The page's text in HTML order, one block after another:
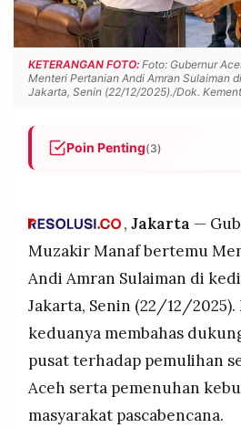
PENGADUAN TERM
OF
SERVICE
IKUTI
KAMI
©
RESOLUSI
PRAMUDITA
KETERANGAN FOTO: Foto: Gubernur
Menteri Pertanian Andi Amran Sulaiman
Jakarta, Senin (22/12/2025)./Dok.
Poin Penting(3)
membantu pemulihan sektor
termasuk realisasi beras 10
Rp75 miliar.
Kementan menargetkan
sekitar 89 ribu hektare
penanganan lapangan
peninjauan langsung ke
Gubernur Aceh Muzakir
apresiasi atas bantuan
, Jakarta —
Muzakir Manaf bertemu
Andi Amran Sulaiman di
Jakarta, Senin (22/12/
keduanya membahas
pusat terhadap pemulihan
Aceh serta pemenuhan
masyarakat pascabencana.